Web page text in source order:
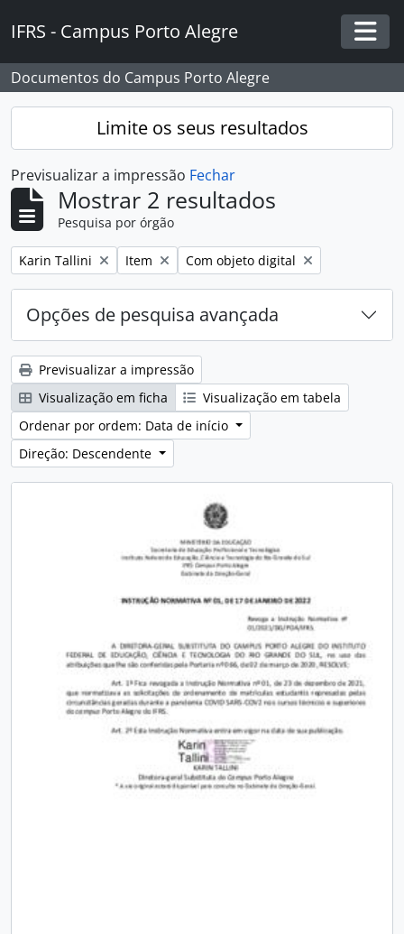
IFRS - Campus Porto Alegre
Documentos do Campus Porto Alegre
Limite os seus resultados
Previsualizar a impressão Fechar
Mostrar 2 resultados
Pesquisa por órgão
Remover filtro:
Karin Tallini Remover filtro:
Item Remover filtro:
Com objeto digital
Opções de pesquisa avançada
Previsualizar a impressão
Visualização em ficha
Visualização em tabela
Ordenar por ordem: Data de início
Direção: Descendente